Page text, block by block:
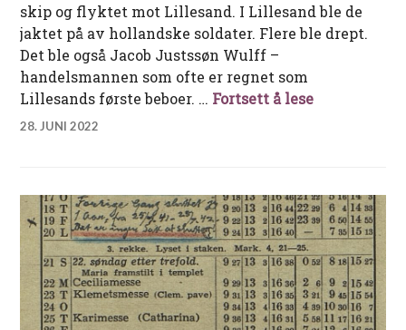
skip og flyktet mot Lillesand. I Lillesand ble de
jaktet på av hollandske soldater. Flere ble drept.
Det ble også Jacob Justssøn Wulff –
handelsmannen som ofte er regnet som
Lillesands første beboer. … Fortsett å leseDa
28. JUNI 2022